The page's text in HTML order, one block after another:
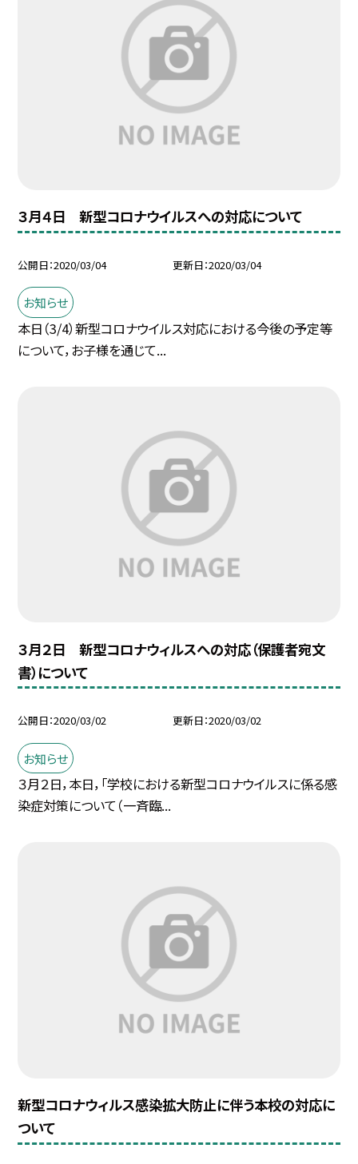
３月４日 新型コロナウイルスへの対応について
公開日 2020/03/04 更新日 2020/03/04
お知らせ
本日（3/4）新型コロナウイルス対応における今後の予定等
について，お子様を通じて...
３月２日 新型コロナウィルスへの対応（保護者宛文
書）について
公開日 2020/03/02 更新日 2020/03/02
お知らせ
３月２日，本日，「学校における新型コロナウイルスに係る感
染症対策について（一斉臨...
新型コロナウィルス感染拡大防止に伴う本校の対応に
ついて